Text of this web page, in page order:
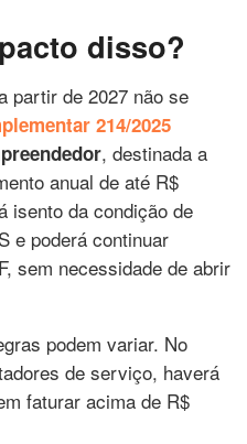
disso?
partir de 2027 não se
214/2025
, destinada a
anual de até R$
isento da condição de
e poderá continuar
sem necessidade de abrir
podem variar. No
de serviço, haverá
faturar acima de R$